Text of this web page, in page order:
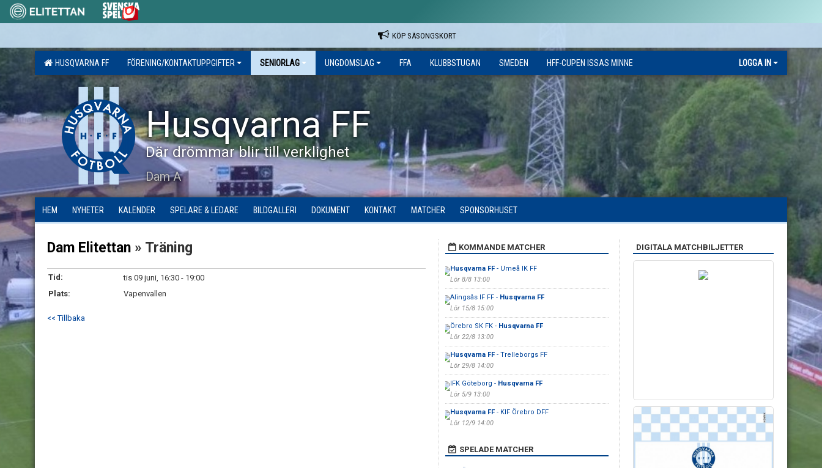
KÖP SÄSONGSKORT
HUSQVARNA FF FÖRENING/KONTAKTUPPGIFTER SENIORLAG UNGDOMSLAG FFA KLUBBSTUGAN SMEDEN HFF-CUPEN ISSAS MINNE LOGGA IN
Husqvarna FF
Där drömmar blir till verklighet
Dam A
HEM NYHETER KALENDER SPELARE & LEDARE BILDGALLERI DOKUMENT KONTAKT MATCHER SPONSORHUSET
Dam Elitettan » Träning
Tid:
tis 09 juni, 16:30 - 19:00
Plats:
Vapenvallen
<< Tillbaka
KOMMANDE MATCHER
Husqvarna FF- Umeå IK FF
Lör 8/8 13:00
Alingsås IF FF - Husqvarna FF
Lör 15/8 15:00
Örebro SK FK - Husqvarna FF
Lör 22/8 13:00
Husqvarna FF- Trelleborgs FF
Lör 29/8 14:00
IFK Göteborg - Husqvarna FF
Lör 5/9 13:00
Husqvarna FF- KIF Örebro DFF
Lör 12/9 14:00
SPELADE MATCHER
DIGITALA MATCHBILJETTER